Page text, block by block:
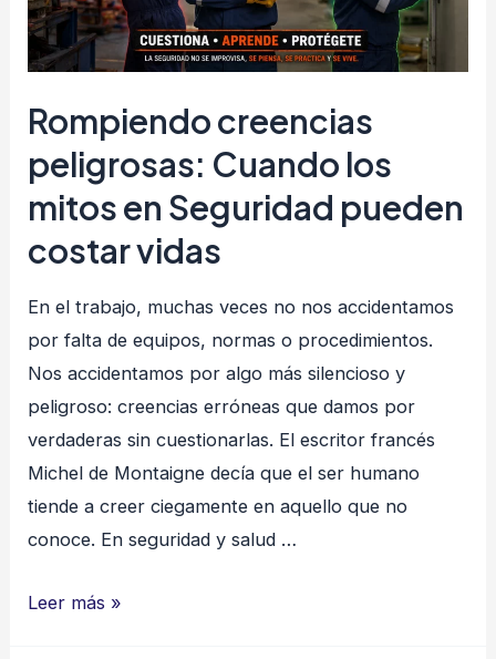
Invisible
en
Rompiendo creencias
peligrosas: Cuando los
mitos en Seguridad pueden
costar vidas
En el trabajo, muchas veces no nos accidentamos
por falta de equipos, normas o procedimientos.
Nos accidentamos por algo más silencioso y
peligroso: creencias erróneas que damos por
verdaderas sin cuestionarlas. El escritor francés
Michel de Montaigne decía que el ser humano
tiende a creer ciegamente en aquello que no
conoce. En seguridad y salud …
Rompiendo
Leer más »